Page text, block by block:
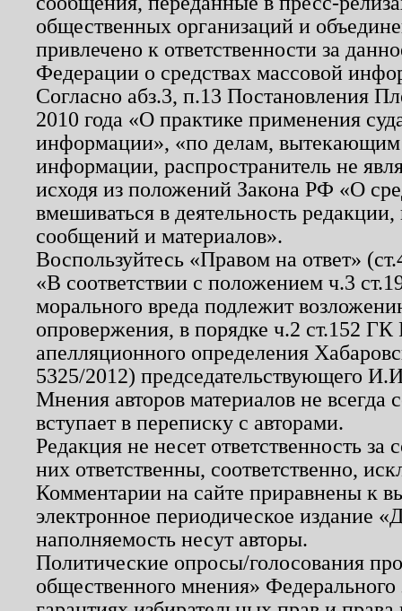
общественных организаций и
привлечено к ответственности за
Федерации о средствах массовой
Согласно абз.3, п.13 Постановления
2010 года «О практике применения
информации», «по делам, вытекающим
информации, распространитель не
исходя из положений Закона РФ «О
вмешиваться в деятельность
сообщений и материалов».
Воспользуйтесь «Правом на ответ»
«В соответствии с положением ч.3
морального вреда подлежит
опровержения, в порядке ч.2 ст.152
апелляционного определения
5325/2012) председательствующего
Мнения авторов материалов не
вступает в переписку с авторами.
Редакция не несет ответственность
них ответственны, соответственно,
Комментарии на сайте приравнены к
электронное периодическое издание
наполняемость несут авторы.
Политические опросы/голосования
общественного мнения»